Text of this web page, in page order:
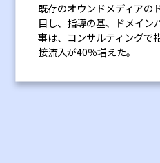
既存のオウンドメディアの
目し、指導の基、ドメイン
事は、コンサルティングで
接流入が40％増えた。